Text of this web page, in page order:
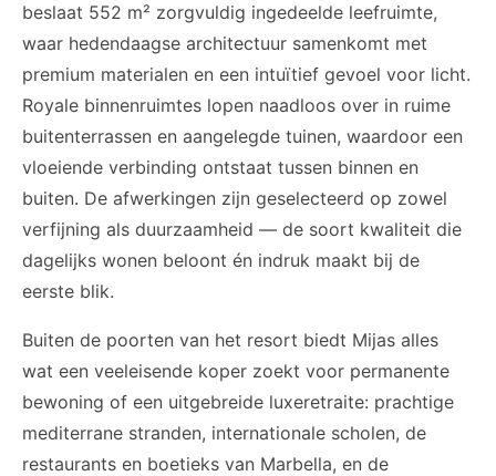
beslaat 552 m² zorgvuldig ingedeelde leefruimte,
waar hedendaagse architectuur samenkomt met
premium materialen en een intuïtief gevoel voor licht.
Royale binnenruimtes lopen naadloos over in ruime
buitenterrassen en aangelegde tuinen, waardoor een
vloeiende verbinding ontstaat tussen binnen en
buiten. De afwerkingen zijn geselecteerd op zowel
verfijning als duurzaamheid — de soort kwaliteit die
dagelijks wonen beloont én indruk maakt bij de
eerste blik.
Buiten de poorten van het resort biedt Mijas alles
wat een veeleisende koper zoekt voor permanente
bewoning of een uitgebreide luxeretraite: prachtige
mediterrane stranden, internationale scholen, de
restaurants en boetieks van Marbella, en de